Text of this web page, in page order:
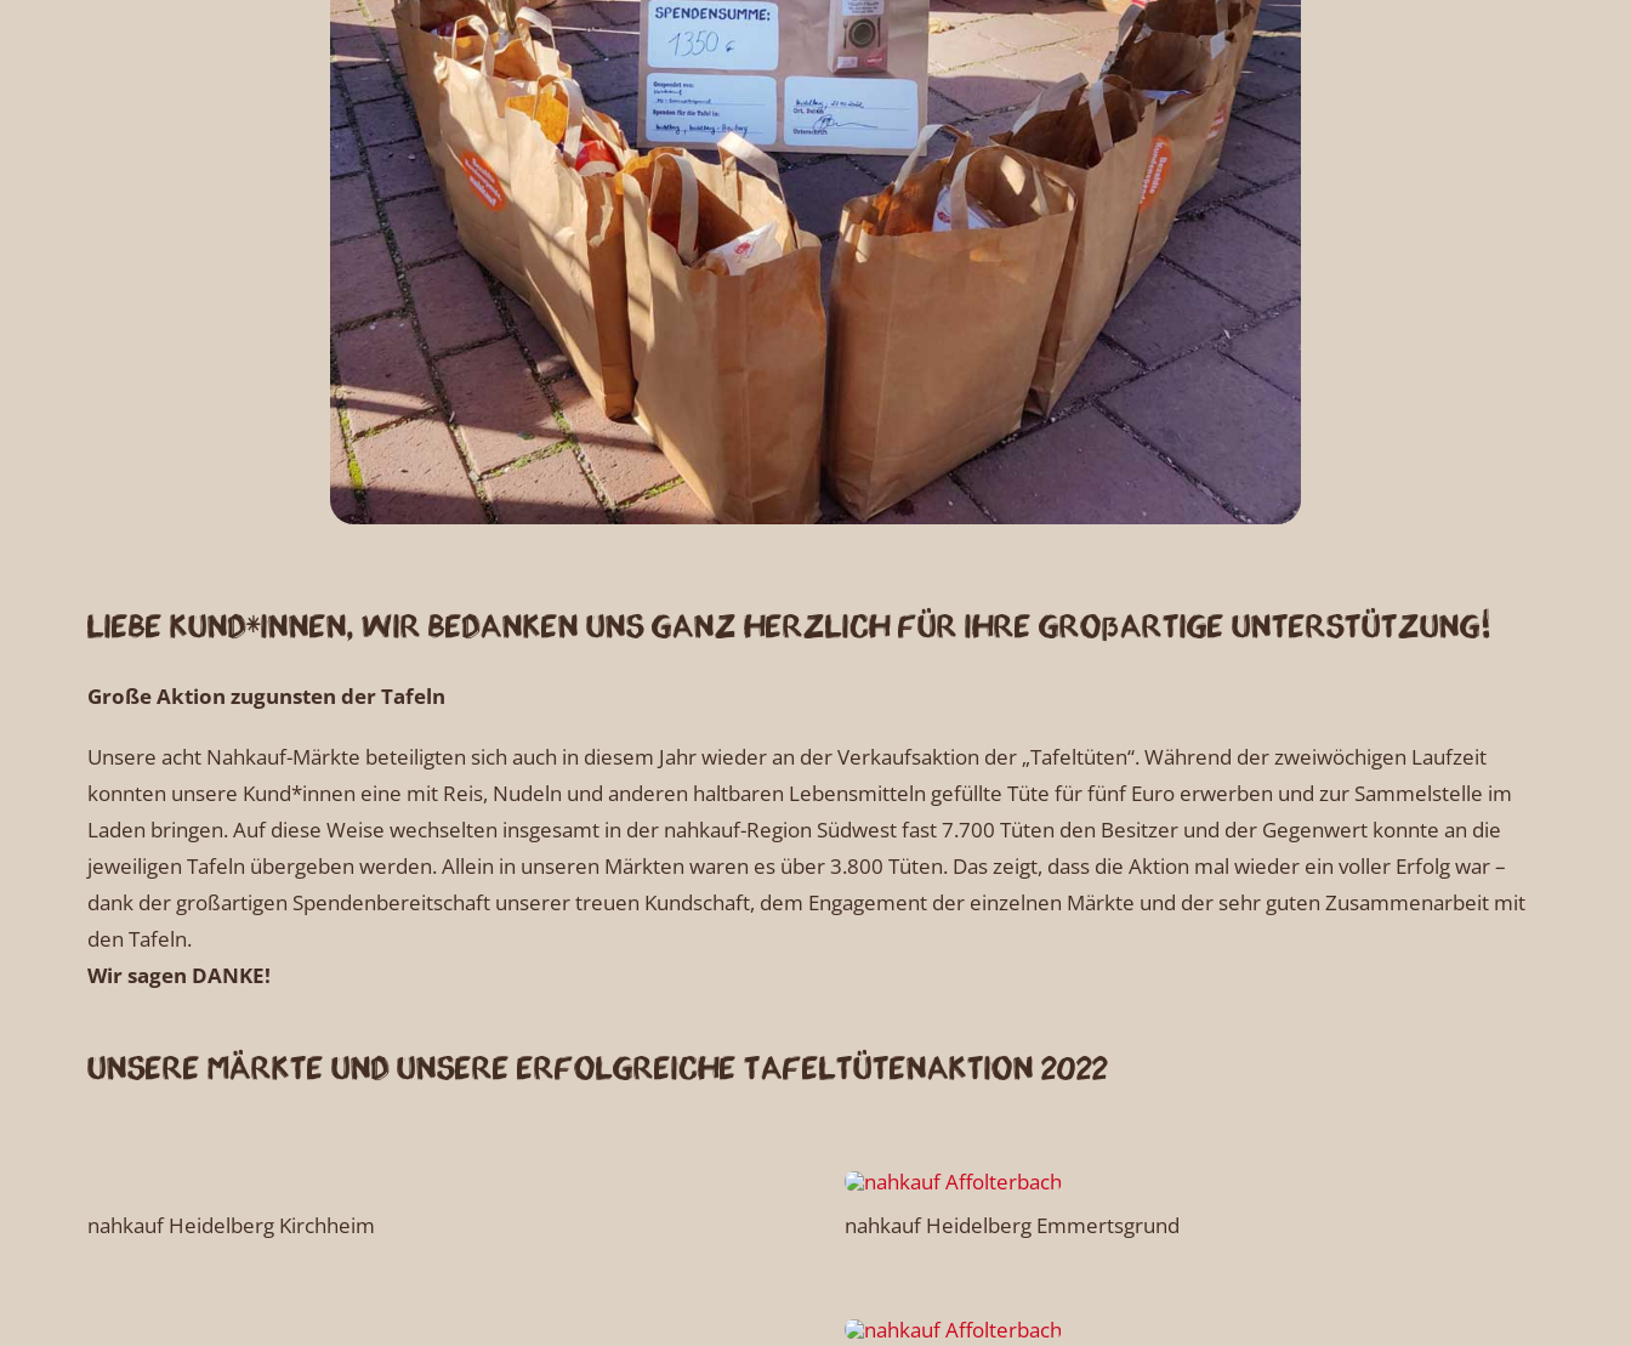
Liebe Kund*innen, wir bedanken uns ganz herzlich für Ihre großartige Unterstützung!
Große Aktion zugunsten der Tafeln
Unsere acht Nahkauf-Märkte beteiligten sich auch in diesem Jahr wieder an der Verkaufsaktion der „Tafeltüten“. Während der zweiwöchigen Laufzeit
konnten unsere Kund*innen eine mit Reis, Nudeln und anderen haltbaren Lebensmitteln gefüllte Tüte für fünf Euro erwerben und zur Sammelstelle im
Laden bringen. Auf diese Weise wechselten insgesamt in der nahkauf-Region Südwest fast 7.700 Tüten den Besitzer und der Gegenwert konnte an die
jeweiligen Tafeln übergeben werden. Allein in unseren Märkten waren es über 3.800 Tüten. Das zeigt, dass die Aktion mal wieder ein voller Erfolg war –
dank der großartigen Spendenbereitschaft unserer treuen Kundschaft, dem Engagement der einzelnen Märkte und der sehr guten Zusammenarbeit mit
den Tafeln.
Wir sagen DANKE!
Unsere Märkte und unsere erfolgreiche Tafeltütenaktion 2022
nahkauf Heidelberg Kirchheim nahkauf Heidelberg Emmertsgrund